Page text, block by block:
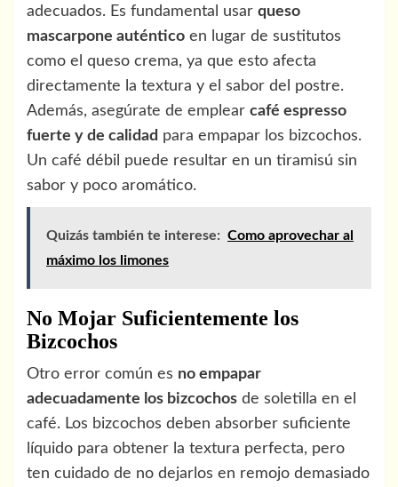
adecuados. Es fundamental usar queso
mascarpone auténtico en lugar de sustitutos
como el queso crema, ya que esto afecta
directamente la textura y el sabor del postre.
Además, asegúrate de emplear café espresso
fuerte y de calidad para empapar los bizcochos.
Un café débil puede resultar en un tiramisú sin
sabor y poco aromático.
Quizás también te interese: Como aprovechar al
máximo los limones
No Mojar Suficientemente los
Bizcochos
Otro error común es no empapar
adecuadamente los bizcochos de soletilla en el
café. Los bizcochos deben absorber suficiente
líquido para obtener la textura perfecta, pero
ten cuidado de no dejarlos en remojo demasiado